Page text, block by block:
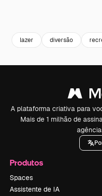
lazer diversão
A plataforma criativa para
Mais de 1 milhão de
Produtos
Spaces
Assistente de IA